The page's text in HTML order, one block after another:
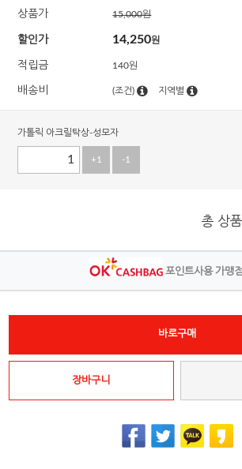
상품가 15,000원
할인가 14,250원
적립금 140원
배송비 (조건) 지역별
가톨릭 아크릴탁상-성모자
+1 -1
총 상
포인트사용 가맹
바로구매
장바구니